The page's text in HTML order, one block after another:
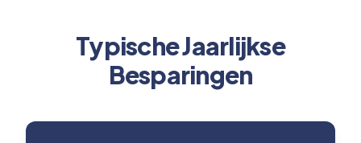
Typische Jaarlijkse
Besparingen